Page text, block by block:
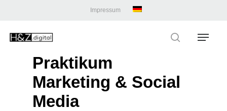
content
Impressum
search
Menu
Praktikum
Marketing & Social
Media